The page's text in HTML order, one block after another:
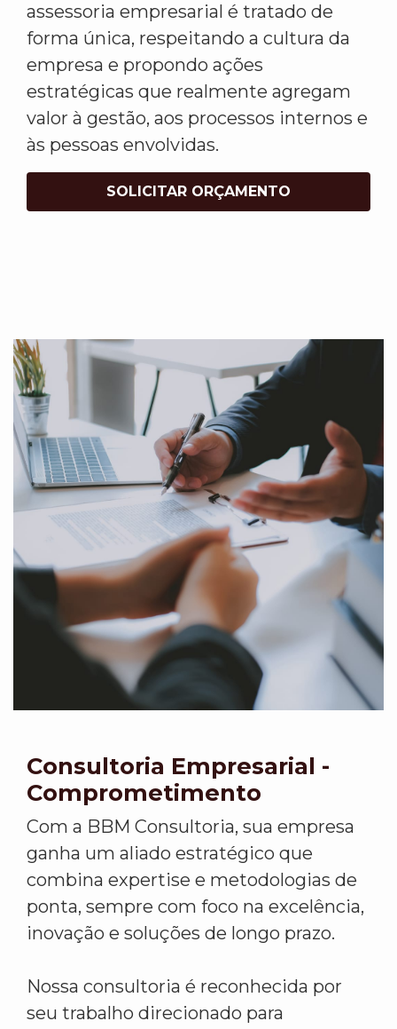
assessoria empresarial é tratado de
forma única, respeitando a cultura da
empresa e propondo ações
estratégicas que realmente agregam
valor à gestão, aos processos internos e
às pessoas envolvidas.
SOLICITAR ORÇAMENTO
Consultoria Empresarial -
Comprometimento
Com a BBM Consultoria, sua empresa
ganha um aliado estratégico que
combina expertise e metodologias de
ponta, sempre com foco na excelência,
inovação e soluções de longo prazo.
Nossa consultoria é reconhecida por
seu trabalho direcionado para